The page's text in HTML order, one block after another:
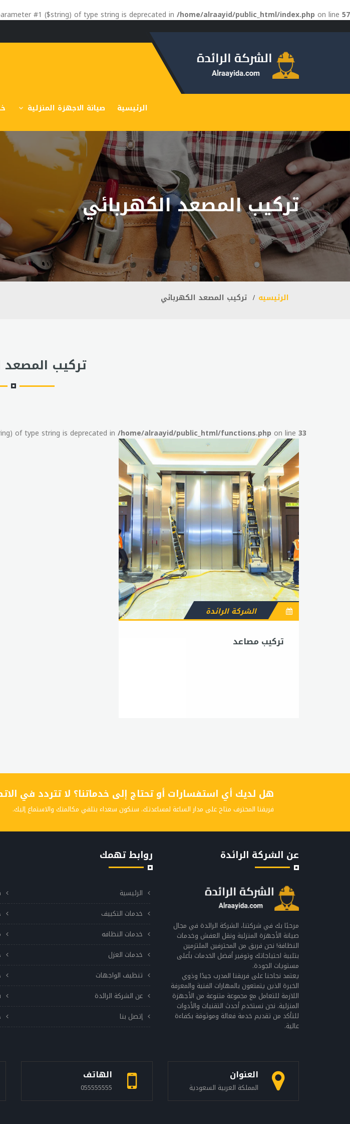
#1 ($string) of type string is deprecated in /home/alraayid/public_html/index.php on line 57
الرئيسية صيانة الاجهزة المنزلية
تركيب المصعد الكهربائي
الرئيسيه تركيب المصعد الكهربائي
تركيب المصعد
of type string is deprecated in /home/alraayid/public_html/functions.php on line 33
تركيب مصاعد
الشركة الرائدة
هل لديك أي استفسارات أو تحتاج إلى خدماتنا؟ لا تتردد في
فريقنا المحترف متاح على مدار الساعة لمساعدتك. سنكون سعداء بتلقي مكالمتك والاستماع إليك.
عن الشركة الرائدة
مرحبًا بك في شركتنا، الشركة الرائدة في مجال
صيانة الأجهزة المنزلية ونقل العفش وخدمات
النظافة! نحن فريق من المحترفين الملتزمين
بتلبية احتياجاتك وتوفير أفضل الخدمات بأعلى
مستويات الجودة.
يعتمد نجاحنا على فريقنا المدرب جيدًا وذوي
الخبرة الذين يتمتعون بالمهارات الفنية والمعرفة
اللازمة للتعامل مع مجموعة متنوعة من الأجهزة
المنزلية. نحن نستخدم أحدث التقنيات والأدوات
للتأكد من تقديم خدمة فعالة وموثوقة بكفاءة
عالية.
روابط تهمك
الرئيسية
خدمات التكييف
خدمات النظافه
خدمات العزل
تنظيف الواجهات
عن الشركة الرائدة
إتصل بنا
العنوان
المملكة العربية السعودية
الهاتف
055555555